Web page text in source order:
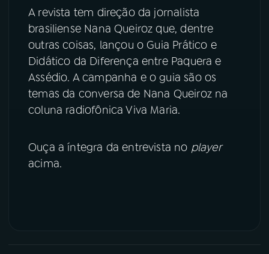
07ÚLTIMAS
08 FESTIVAL DE MÚSICA
ACOMPANHE A RÁDIO NACIONAL
Instagram X
A revista tem direção da jornalista
brasiliense Nana Queiroz que, dentre
outras coisas, lançou o Guia Prático e
Didático da Diferença entre Paquera e
Assédio. A campanha e o guia são os
temas da conversa de Nana Queiroz na
coluna radiofônica Viva Maria.
Ouça a íntegra da entrevista no player
acima.